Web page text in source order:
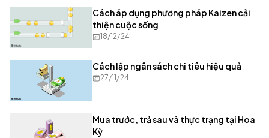
Cách áp dụng phương pháp Kaizen cải
thiện cuộc sống
18/12/24
Cách lập ngân sách chi tiêu hiệu quả
27/11/24
Mua trước, trả sau và thực trạng tại Hoa
Kỳ